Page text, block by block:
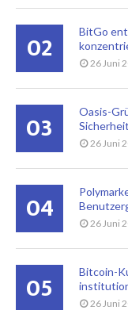
02
BitGo
26 Juni
03
Oasis-
Sicherheit
26 Juni
04 26 Juni
05
Bitcoin-
26 Juni